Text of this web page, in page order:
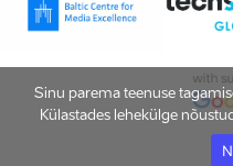
Sinu parema teenuse
Külastades lehekülge